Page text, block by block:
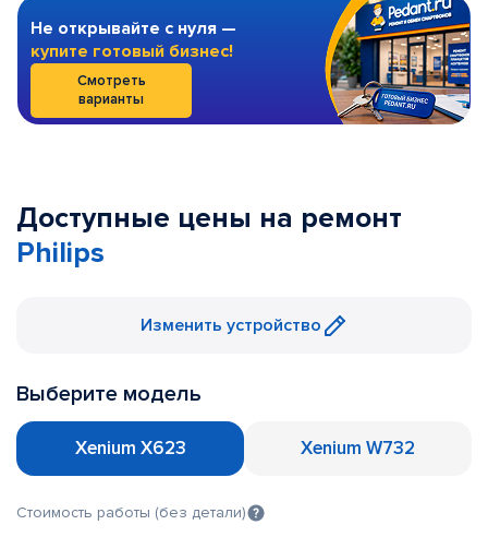
Не открывайте с нуля —
купите готовый бизнес!
Смотреть
варианты
Доступные цены на ремонт
Philips
Изменить устройство
Выберите модель
Xenium X623 Xenium W732
Стоимость работы (без детали)